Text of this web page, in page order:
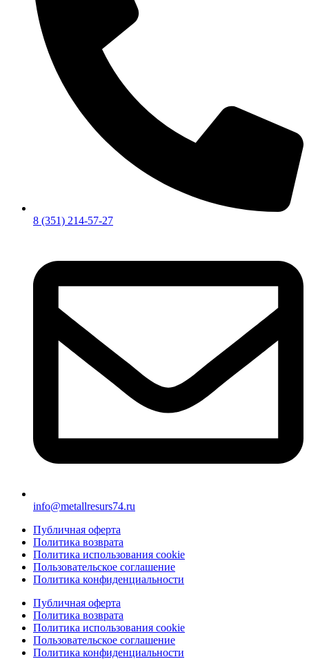
8 (351) 214-57-27
info@metallresurs74.ru
Публичная оферта
Политика возврата
Политика использования cookie
Пользовательское соглашение
Политика конфиденциальности
Публичная оферта
Политика возврата
Политика использования cookie
Пользовательское соглашение
Политика конфиденциальности